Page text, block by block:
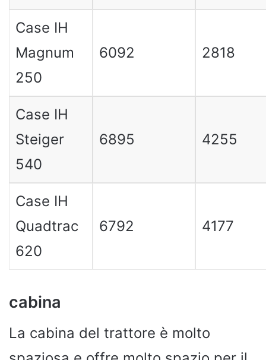
Case IH
Magnum
250
6092 2818
Case IH
Steiger
540
6895 4255
Case IH
Quadtrac
620
6792 4177
cabina
La cabina del trattore è molto